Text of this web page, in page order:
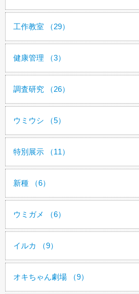
工作教室 （29）
健康管理 （3）
調査研究 （26）
ウミウシ （5）
特別展示 （11）
新種 （6）
ウミガメ （6）
イルカ （9）
オキちゃん劇場 （9）